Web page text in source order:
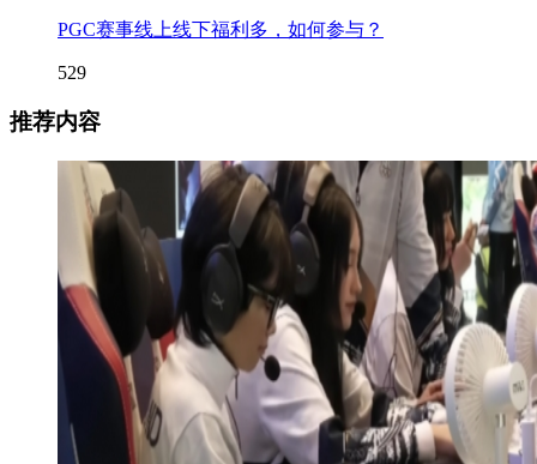
PGC赛事线上线下福利多，如何参与？
529
推荐内容